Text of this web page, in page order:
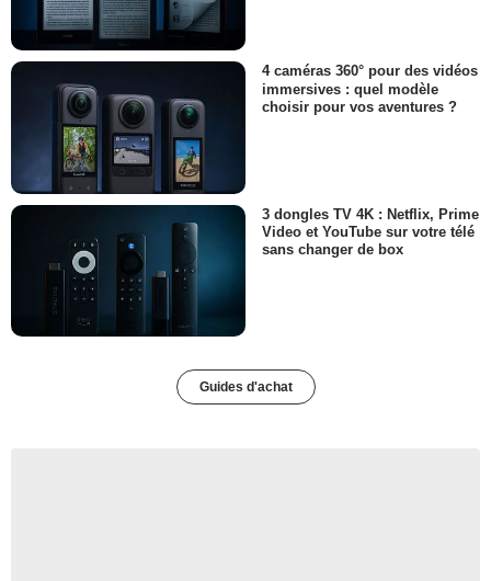
4 caméras 360° pour des vidéos
immersives : quel modèle
choisir pour vos aventures ?
3 dongles TV 4K : Netflix, Prime
Video et YouTube sur votre télé
sans changer de box
Guides d'achat